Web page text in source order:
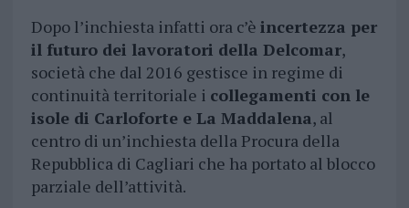
Dopo l’inchiesta infatti ora c’è incertezza per
il futuro dei lavoratori della Delcomar,
società che dal 2016 gestisce in regime di
continuità territoriale i collegamenti con le
isole di Carloforte e La Maddalena, al
centro di un’inchiesta della Procura della
Repubblica di Cagliari che ha portato al blocco
parziale dell’attività.